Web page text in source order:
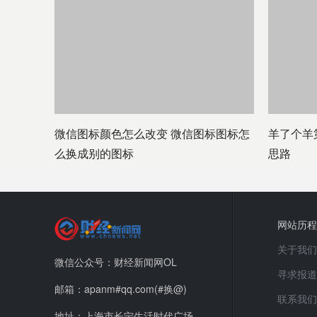
微信图标颜色怎么改变 微信图标图标怎
么换成别的图标
羊了个
思路
微信公众号：财经新闻网OL
邮箱：apanm#qq.com(#换@)
网站历程
关于我们
寻求报道
联系我们